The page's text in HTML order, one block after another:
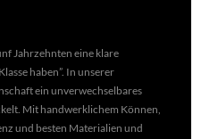
Jahrzehnten eine klare
haben”. In unserer
ein unverwechselbares
Mit handwerklichem Können,
und besten Materialien und